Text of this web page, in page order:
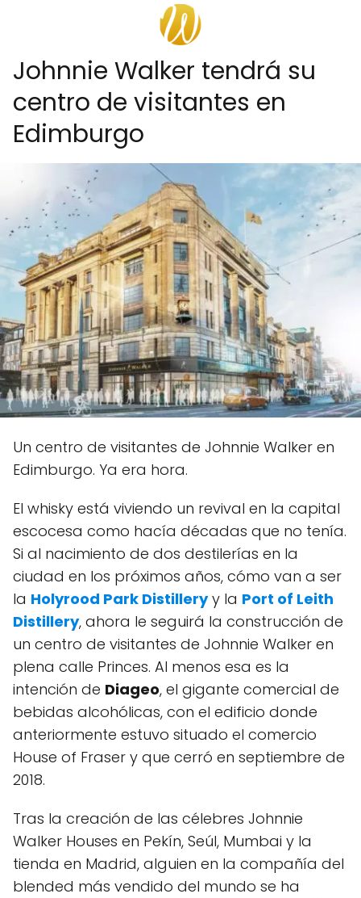
Johnnie Walker tendrá su
centro de visitantes en
Edimburgo
Un centro de visitantes de Johnnie Walker en
Edimburgo. Ya era hora.
El whisky está viviendo un revival en la capital
escocesa como hacía décadas que no tenía.
Si al nacimiento de dos destilerías en la
ciudad en los próximos años, cómo van a ser
la Holyrood Park Distilleryy la Port of Leith
Distillery, ahora le seguirá la construcción de
un centro de visitantes de Johnnie Walker en
plena calle Princes. Al menos esa es la
intención de Diageo, el gigante comercial de
bebidas alcohólicas, con el edificio donde
anteriormente estuvo situado el comercio
House of Fraser y que cerró en septiembre de
2018.
Tras la creación de las célebres Johnnie
Walker Houses en Pekín, Seúl, Mumbai y la
tienda en Madrid, alguien en la compañía del
blended más vendido del mundo se ha